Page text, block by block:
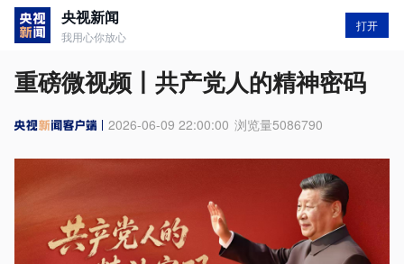
央视新闻
我用心你放心
打开
重磅微视频丨共产党人的精神密码
2026-06-09 22:00:00 浏览量5086790